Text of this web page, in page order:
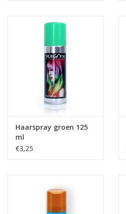
Haarspray groen 125
ml
€3,25